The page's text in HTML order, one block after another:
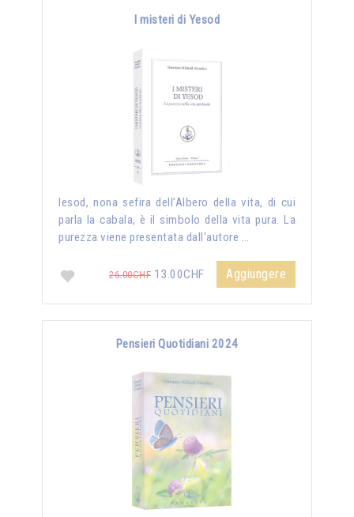
I misteri di Yesod
Iesod, nona sefira dell’Albero della vita, di cui
parla la cabala, è il simbolo della vita pura. La
purezza viene presentata dall'autore …
26.00CHF 13.00CHF Aggiungere
Pensieri Quotidiani 2024